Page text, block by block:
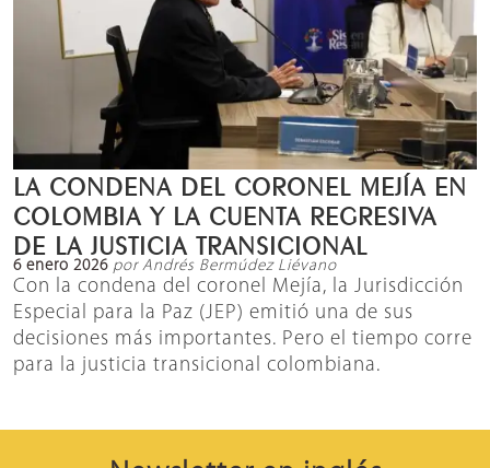
LA CONDENA DEL CORONEL MEJÍA EN
COLOMBIA Y LA CUENTA REGRESIVA
DE LA JUSTICIA TRANSICIONAL
6 enero 2026 por Andrés Bermúdez Liévano
Con la condena del coronel Mejía, la Jurisdicción
Especial para la Paz (JEP) emitió una de sus
decisiones más importantes. Pero el tiempo corre
para la justicia transicional colombiana.